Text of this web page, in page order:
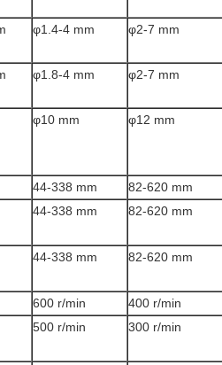
φ1.4-4 mm φ2-7 mm
φ1.8-4 mm φ2-7 mm
φ10 mm φ12 mm
44-338 mm
82-620 mm
44-338 mm 82-620 mm
44-338 mm 82-620 mm
600 r/min
400 r/min
500 r/min 300 r/min